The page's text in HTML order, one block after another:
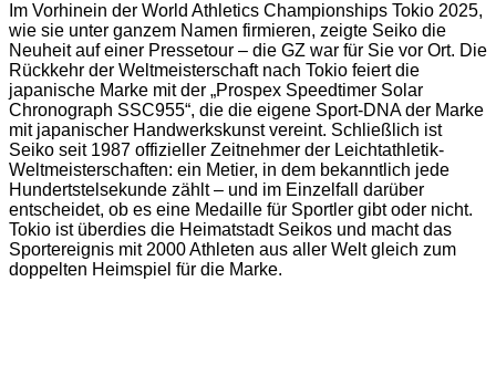
Im Vorhinein der World Athletics Championships Tokio 2025,
wie sie unter ganzem Namen firmieren, zeigte Seiko die
Neuheit auf einer Pressetour – die GZ war für Sie vor Ort. Die
Rückkehr der Weltmeisterschaft nach Tokio feiert die
japanische Marke mit der „Prospex Speedtimer Solar
Chronograph SSC955“, die die eigene Sport-DNA der Marke
mit japanischer Handwerkskunst vereint. Schließlich ist
Seiko seit 1987 offizieller Zeitnehmer der Leichtathletik-
Weltmeisterschaften: ein Metier, in dem bekanntlich jede
Hundertstelsekunde zählt – und im Einzelfall darüber
entscheidet, ob es eine Medaille für Sportler gibt oder nicht.
Tokio ist überdies die Heimatstadt Seikos und macht das
Sportereignis mit 2000 Athleten aus aller Welt gleich zum
doppelten Heimspiel für die Marke.